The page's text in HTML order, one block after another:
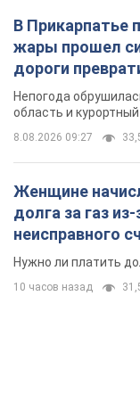
В Прикарпатье
жары прошел
дороги
Непогода
область и
8.08.2026 09:27
Женщине
долга за газ
неисправного
вынес
Нужно ли платить
10 часов назад